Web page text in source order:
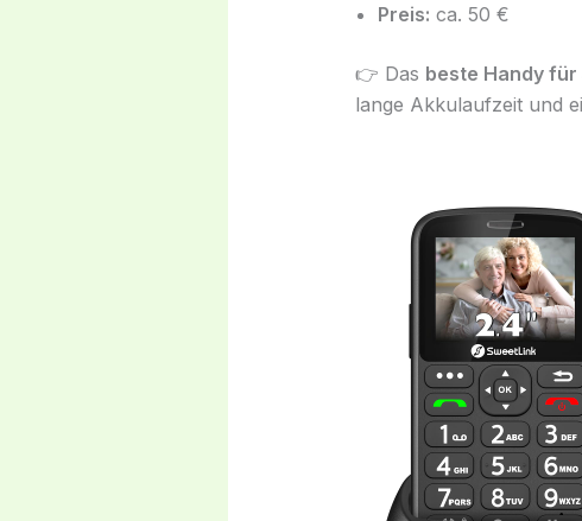
Preis: ca. 50 €
👉 Das beste Handy
lange Akkulaufzeit und